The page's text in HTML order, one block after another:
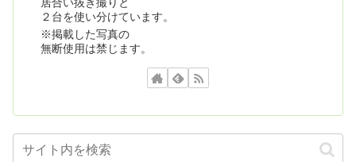
２台を使い分けています。
※掲載した写真の
無断使用は禁じます。